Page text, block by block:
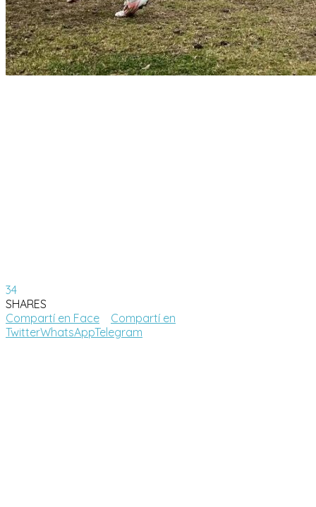
34
SHARES
Compartí en Face
Compartí en
TwitterWhatsAppTelegram